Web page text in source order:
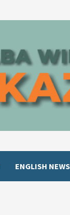
ENGLISH NEWS